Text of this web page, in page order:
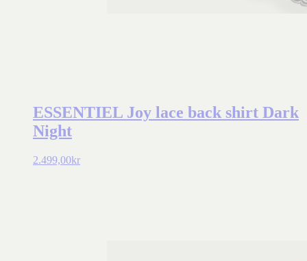
ESSENTIEL Joy lace back shirt Dark
Night
2.499,00kr